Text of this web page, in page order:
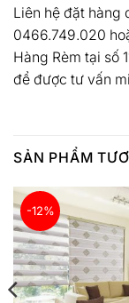
Liên hệ đặt hàng
0466.749.020
Hàng Rèm tại số
để được tư vấn
SẢN PHẨM
-12%